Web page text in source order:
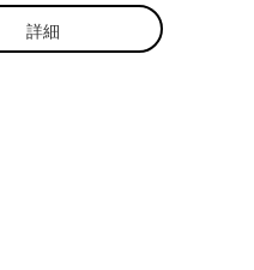
詳細